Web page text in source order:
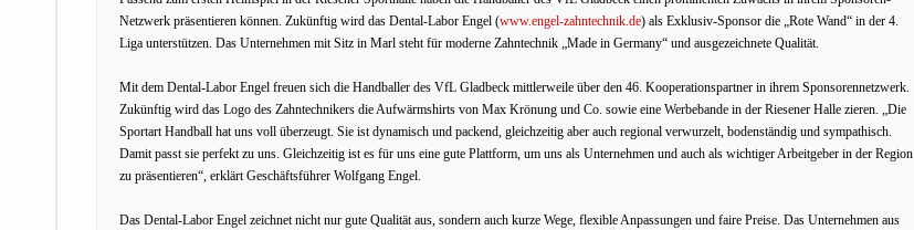
Netzwerk präsentieren können. Zukünftig wird das Dental-Labor Engel (www.engel-zahntechnik.de) als Exklusiv-Sponsor die „Rote Wand“ in der 4.
Liga unterstützen. Das Unternehmen mit Sitz in Marl steht für moderne Zahntechnik „Made in Germany“ und ausgezeichnete Qualität.
Mit dem Dental-Labor Engel freuen sich die Handballer des VfL Gladbeck mittlerweile über den 46. Kooperationspartner in ihrem Sponsorennetzwerk.
Zukünftig wird das Logo des Zahntechnikers die Aufwärmshirts von Max Krönung und Co. sowie eine Werbebande in der Riesener Halle zieren. „Die
Sportart Handball hat uns voll überzeugt. Sie ist dynamisch und packend, gleichzeitig aber auch regional verwurzelt, bodenständig und sympathisch.
Damit passt sie perfekt zu uns. Gleichzeitig ist es für uns eine gute Plattform, um uns als Unternehmen und auch als wichtiger Arbeitgeber in der Region
zu präsentieren“, erklärt Geschäftsführer Wolfgang Engel.
Das Dental-Labor Engel zeichnet nicht nur gute Qualität aus, sondern auch kurze Wege, flexible Anpassungen und faire Preise. Das Unternehmen aus